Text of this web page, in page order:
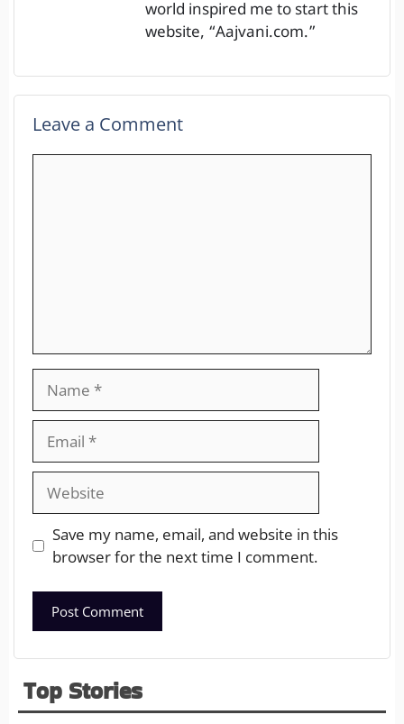
world inspired me to start this
website, “Aajvani.com.”
Leave a Comment
Save my name, email, and website in this
browser for the next time I comment.
Top Stories